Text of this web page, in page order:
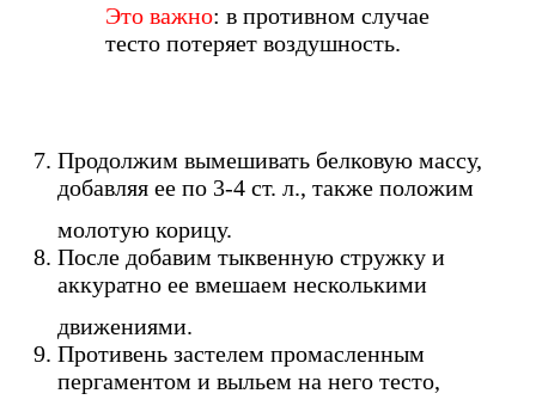
Это важно: в противном случае
тесто потеряет воздушность.
Продолжим вымешивать белковую массу,
добавляя ее по 3-4 ст. л., также положим
молотую корицу.
После добавим тыквенную стружку и
аккуратно ее вмешаем несколькими
движениями.
Противень застелем промасленным
пергаментом и выльем на него тесто,